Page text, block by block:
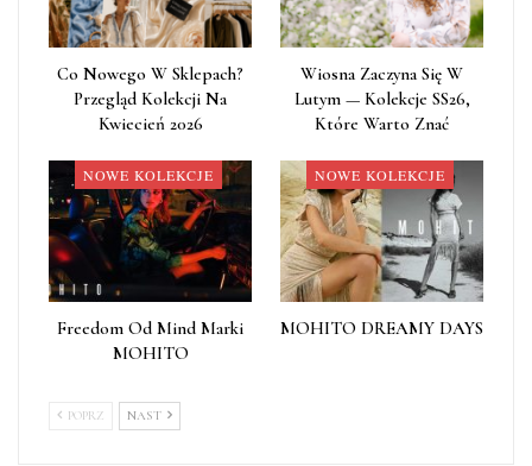
Co Nowego W Sklepach?
Przegląd Kolekcji Na
Kwiecień 2026
Wiosna Zaczyna Się W
Lutym — Kolekcje SS26,
Które Warto Znać
NOWE KOLEKCJE
Freedom Od Mind Marki
MOHITO
NOWE KOLEKCJE
MOHITO DREAMY DAYS
POPRZ NAST